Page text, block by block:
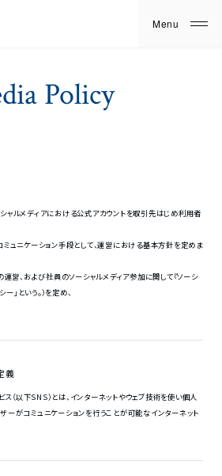
Policy
ルメディアにおける公式アカウントを取引先はじめ利用者
ュニケーション手段として、運営における基本方針を定めま
運営、および社員のソーシャルメディア参加に関して『ソーシ
ー」という。）を定め、
義
ス（以下SNS）とは、インターネットやウェブ技術を使い個人
がコミュニケーションを行うことが可能なインターネット